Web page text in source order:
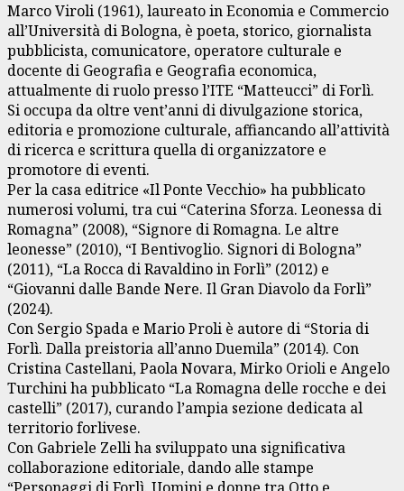
Marco Viroli (1961), laureato in Economia e Commercio
all’Università di Bologna, è poeta, storico, giornalista
pubblicista, comunicatore, operatore culturale e
docente di Geografia e Geografia economica,
attualmente di ruolo presso l’ITE “Matteucci” di Forlì.
Si occupa da oltre vent’anni di divulgazione storica,
editoria e promozione culturale, affiancando all’attività
di ricerca e scrittura quella di organizzatore e
promotore di eventi.
Per la casa editrice «Il Ponte Vecchio» ha pubblicato
numerosi volumi, tra cui “Caterina Sforza. Leonessa di
Romagna” (2008), “Signore di Romagna. Le altre
leonesse” (2010), “I Bentivoglio. Signori di Bologna”
(2011), “La Rocca di Ravaldino in Forlì” (2012) e
“Giovanni dalle Bande Nere. Il Gran Diavolo da Forlì”
(2024).
Con Sergio Spada e Mario Proli è autore di “Storia di
Forlì. Dalla preistoria all’anno Duemila” (2014). Con
Cristina Castellani, Paola Novara, Mirko Orioli e Angelo
Turchini ha pubblicato “La Romagna delle rocche e dei
castelli” (2017), curando l’ampia sezione dedicata al
territorio forlivese.
Con Gabriele Zelli ha sviluppato una significativa
collaborazione editoriale, dando alle stampe